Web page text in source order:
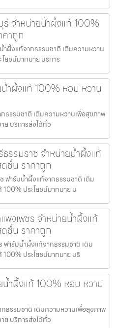
จำหน่ายน้ำผึ้งแท้ 100%
าถูก
ผึ้งแท้จากธรรมชาติ เติมความหวาน
ยชน์มากมาย บริการ
ำผึ้งแท้ 100% หอม หวาน
รรมชาติ เติมความหวานเพื่อสุขภาพ
ย บริการส่งได้ทั่ว
รรมราช จำหน่ายน้ำผึ้งแท้
ชื่น ราคาถูก
ฟาร์มน้ำผึ้งแท้จากธรรมชาติ เติม
ประโยชน์มากมาย บ
งเพชร จำหน่ายน้ำผึ้งแท้
ชื่น ราคาถูก
ฟาร์มน้ำผึ้งแท้จากธรรมชาติ เติม
ประโยชน์มากมาย บริ
ำผึ้งแท้ 100% หอม หวาน
ธรรมชาติ เติมความหวานเพื่อสุขภาพ
ย บริการส่งได้ทั่ว